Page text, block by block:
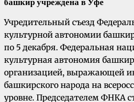
башкир учреждена в Уфе
Учредительный съезд
культурной автономии
по 5 декабря. Федеральная
культурная автономия
организацией, выражающей
башкирского народа на
уровне. Председателем ФНКА